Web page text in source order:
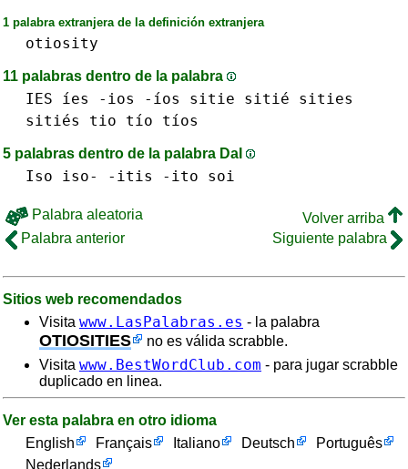
1 palabra extranjera de la definición extranjera
otiosity
11 palabras dentro de la palabra
IES íes -ios -íos sitie sitié
sities
sitiés
tio tío tíos
5 palabras dentro de la palabra DaI
Iso iso- -itis -ito soi
Palabra aleatoria
Volver arriba
Palabra anterior
Siguiente palabra
Sitios web recomendados
Visita www.LasPalabras.es - la palabra
OTIOSITIES
no es válida scrabble.
Visita www.BestWordClub.com - para jugar scrabble
duplicado en linea.
Ver esta palabra en otro idioma
English
Français Italiano Deutsch
Português
Nederlands